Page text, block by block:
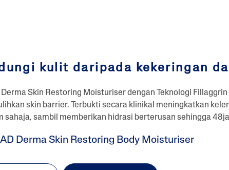
kulit daripada kekeringan
Derma Skin Restoring Moisturiser dengan Teknologi
skin barrier. Terbukti secara klinikal meningkatkan
sahaja, sambil memberikan hidrasi berterusan sehingga
Derma Skin Restoring Body Moisturiser